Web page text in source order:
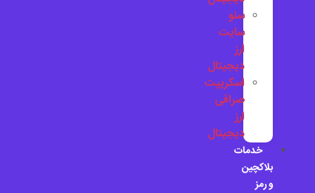
سئو
سایت
ارز
دیجیتال
اسکریپت
صرافی
ارز
دیجیتال
خدمات
بلاکچین
و رمز